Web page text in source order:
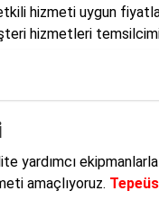
hizmeti uygun
hizmetleri
yardımcı
amaçlıyoruz.